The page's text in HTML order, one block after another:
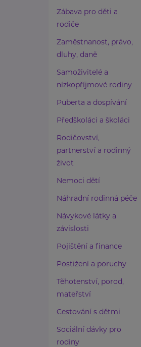
Zábava pro děti a
rodiče
Zaměstnanost, právo,
dluhy, daně
Samoživitelé a
nízkopříjmové rodiny
Puberta a dospívání
Předškoláci a školáci
Rodičovství,
partnerství a rodinný
život
Nemoci dětí
Náhradní rodinná péče
Návykové látky a
závislosti
Pojištění a finance
Postižení a poruchy
Těhotenství, porod,
mateřství
Cestování s dětmi
Sociální dávky pro
rodiny